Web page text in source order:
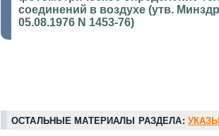
соединений в воздухе (утв.
05.08.1976 N 1453-76)
ОСТАЛЬНЫЕ МАТЕРИАЛЫ РАЗДЕЛА: УКАЗЫ